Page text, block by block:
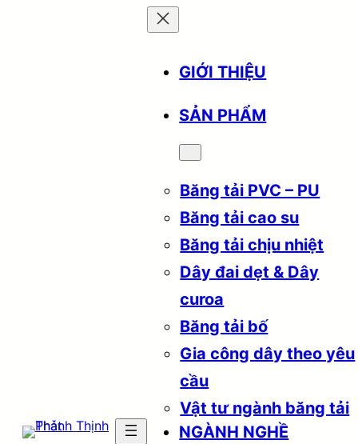
GIỚI THIỆU
SẢN PHẨM
Băng tải PVC – PU
Băng tải cao su
Băng tải chịu nhiệt
Dây đai dẹt & Dây
curoa
Băng tải bố
Gia công dây theo yêu
cầu
Vật tư ngành băng tải
NGÀNH NGHỀ